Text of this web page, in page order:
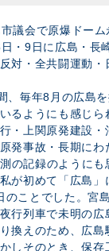
議会で原爆ドー
・9日に広島・長
対・全共闘運動・
、毎年8月の広島
るようにも感じら
・上関原発建設・
発事故・長期にわ
の記録のように
が初めて「広島」
ことでした。宮
行列車で未明の広
換えのため、広島
しそのとき、保存